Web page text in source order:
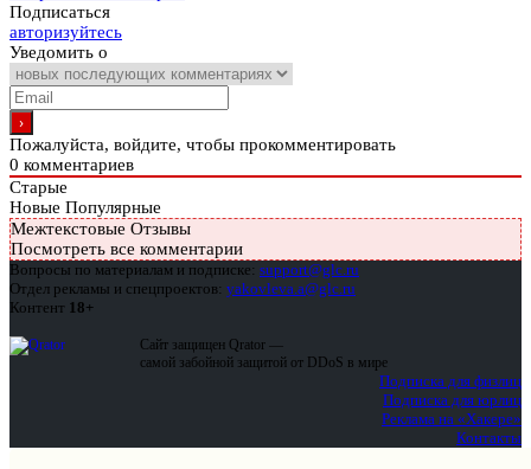
Подписаться
авторизуйтесь
Уведомить о
Пожалуйста, войдите, чтобы прокомментировать
0 комментариев
Старые
Новые Популярные
Межтекстовые Отзывы
Посмотреть все комментарии
Вопросы по материалам и подписке: support@glc.ru
Отдел рекламы и спецпроектов: yakovleva.a@glc.ru
Контент 18+
Сайт защищен Qrator —
самой забойной защитой от DDoS в мире
Подписка для физлиц
Подписка для юрлиц
Реклама на «Хакере»
Контакты